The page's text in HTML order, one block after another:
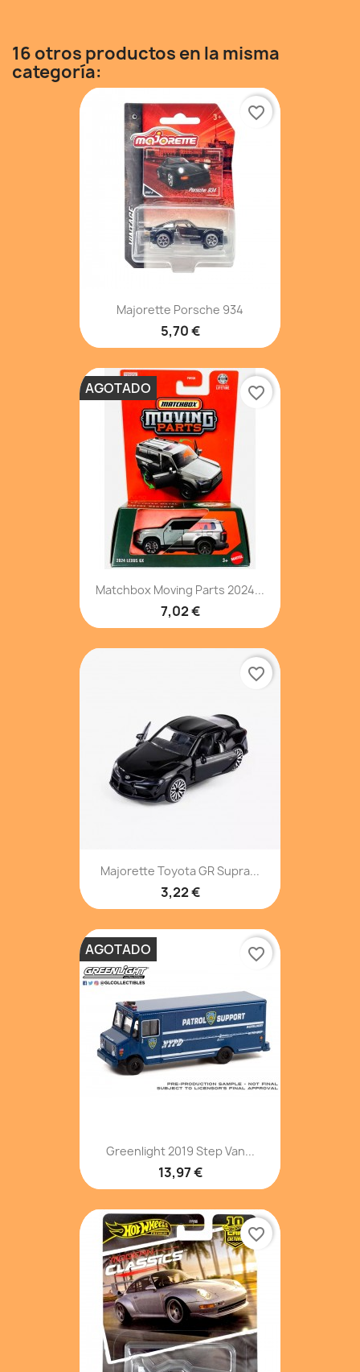
16 otros productos en la misma
categoría:
Majorette Porsche 934
5,70 €
favorite_border
Matchbox Moving Parts 2024...
7,02 €
AGOTADO favorite_border
Majorette Toyota GR Supra...
3,22 €
favorite_border
Greenlight 2019 Step Van...
13,97 €
AGOTADO favorite_border
favorite_border